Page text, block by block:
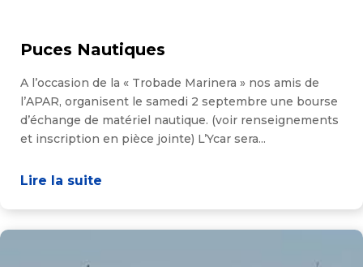
Puces Nautiques
A l’occasion de la « Trobade Marinera » nos amis de
l’APAR, organisent le samedi 2 septembre une bourse
d’échange de matériel nautique. (voir renseignements
et inscription en pièce jointe) L’Ycar sera...
Lire la suite